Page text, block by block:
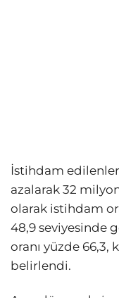
İstihdam
azalarak 32
olarak istihdam
48,9 seviyesinde
oranı yüzde 66,3,
belirlendi.